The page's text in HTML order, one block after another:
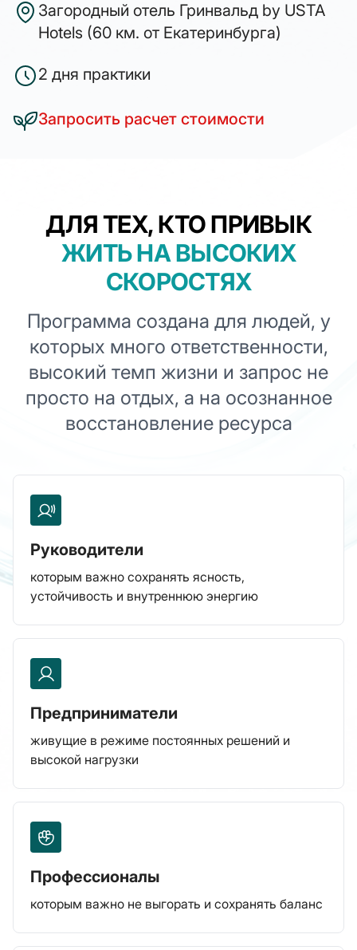
Загородный отель Гринвальд by USTA
Hotels (60 км. от Екатеринбурга)
2 дня практики
Запросить расчет стоимости
ДЛЯ ТЕХ, КТО ПРИВЫК
ЖИТЬ НА ВЫСОКИХ
СКОРОСТЯХ
Программа создана для людей, у
которых много ответственности,
высокий темп жизни и запрос не
просто на отдых, а на осознанное
восстановление ресурса
Руководители
которым важно сохранять ясность,
устойчивость и внутреннюю энергию
Предприниматели
живущие в режиме постоянных решений и
высокой нагрузки
Профессионалы
которым важно не выгорать и сохранять баланс